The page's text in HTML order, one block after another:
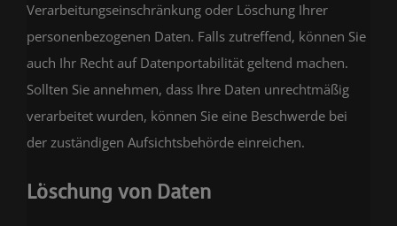
Verarbeitungseinschränkung oder Löschung Ihrer
personenbezogenen Daten. Falls zutreffend, können Sie
auch Ihr Recht auf Datenportabilität geltend machen.
Sollten Sie annehmen, dass Ihre Daten unrechtmäßig
verarbeitet wurden, können Sie eine Beschwerde bei
der zuständigen Aufsichtsbehörde einreichen.
Löschung von Daten